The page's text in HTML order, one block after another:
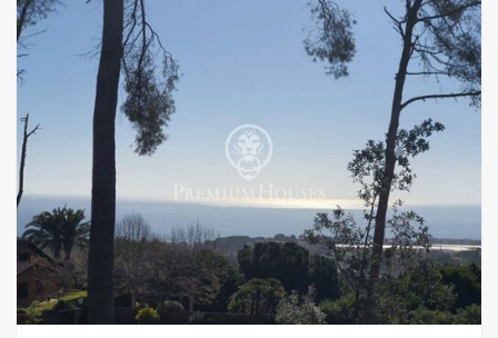
gastronómica. El terreno urbano se encuentra situado en una
zona muy céntrica, La superficie total de la parcela es de
450 m² y su edificabilidad 700 m², en el que se permite
construir dos viviendas pareadas de unos 350 m²
aproximadamente, compuesta de 3 plantas y con garaje y en
la que puedes disfrutar de vistas al mar y al pueblo. Es una
magnífica oportunidad para vivir con tranquilidad y muy cerca
del centro de la población. Disponemos de un proyecto que te
puede ayudar a visualizar que tipo de vivienda que se puede
construir. Sant Andreu de Llavaneres está situada a 35
minutos de Barcelona mediante autopista, también dispone
de servicio de tren cada 15 minutos al centro de la ciudad
Condal.